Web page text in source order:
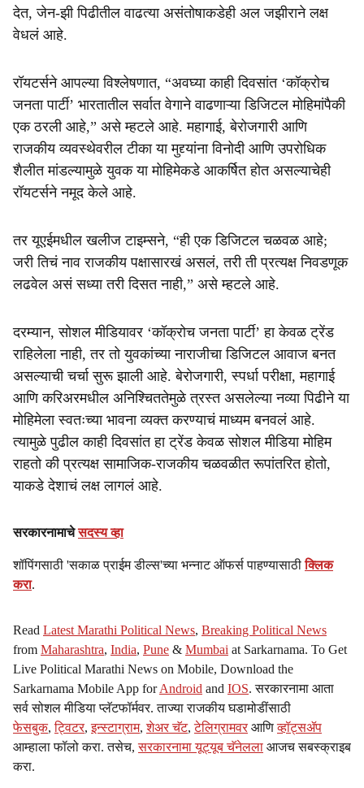
देत, जेन-झी पिढीतील वाढत्या असंतोषाकडेही अल जझीराने लक्ष
वेधलं आहे.
रॉयटर्सने आपल्या विश्लेषणात, “अवघ्या काही दिवसांत ‘कॉक्रोच
जनता पार्टी’ भारतातील सर्वात वेगाने वाढणाऱ्या डिजिटल मोहिमांपैकी
एक ठरली आहे,” असे म्हटले आहे. महागाई, बेरोजगारी आणि
राजकीय व्यवस्थेवरील टीका या मुद्द्यांना विनोदी आणि उपरोधिक
शैलीत मांडल्यामुळे युवक या मोहिमेकडे आकर्षित होत असल्याचेही
रॉयटर्सने नमूद केले आहे.
तर यूएईमधील खलीज टाइम्सने, “ही एक डिजिटल चळवळ आहे;
जरी तिचं नाव राजकीय पक्षासारखं असलं, तरी ती प्रत्यक्ष निवडणूक
लढवेल असं सध्या तरी दिसत नाही,” असे म्हटले आहे.
दरम्यान, सोशल मीडियावर ‘कॉक्रोच जनता पार्टी’ हा केवळ ट्रेंड
राहिलेला नाही, तर तो युवकांच्या नाराजीचा डिजिटल आवाज बनत
असल्याची चर्चा सुरू झाली आहे. बेरोजगारी, स्पर्धा परीक्षा, महागाई
आणि करिअरमधील अनिश्चिततेमुळे त्रस्त असलेल्या नव्या पिढीने या
मोहिमेला स्वतःच्या भावना व्यक्त करण्याचं माध्यम बनवलं आहे.
त्यामुळे पुढील काही दिवसांत हा ट्रेंड केवळ सोशल मीडिया मोहिम
राहतो की प्रत्यक्ष सामाजिक-राजकीय चळवळीत रूपांतरित होतो,
याकडे देशाचं लक्ष लागलं आहे.
सरकारनामाचेसदस्य व्हा
शॉपिंगसाठी 'सकाळ प्राईम डील्स'च्या भन्नाट ऑफर्स पाहण्यासाठीक्लिक
करा.
Read Latest Marathi Political News, Breaking Political News
from Maharashtra, India, Pune & Mumbai at Sarkarnama. To Get
Live Political Marathi News on Mobile, Download the
Sarkarnama Mobile App forAndroid and IOS. सरकारनामा आता
सर्व सोशल मीडिया प्लॅटफॉर्मवर. ताज्या राजकीय घडामोडींसाठी
फेसबुक,ट्विटर,इन्स्टाग्राम,शेअर चॅट,टेलिग्रामवर आणिव्हॉट्सॲप
आम्हाला फॉलो करा. तसेच,सरकारनामा यूट्यूब चॅनेलला आजच सबस्क्राइब
करा.